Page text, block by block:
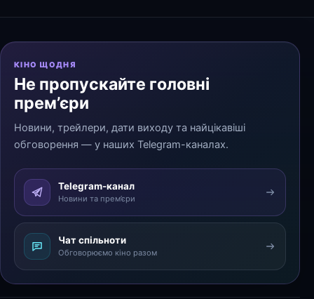
КІНО ЩОДНЯ
Не пропускайте головні
прем’єри
Новини, трейлери, дати виходу та найцікавіші
обговорення — у наших Telegram-каналах.
Telegram-канал
Новини та прем’єри
Чат спільноти
Обговорюємо кіно разом